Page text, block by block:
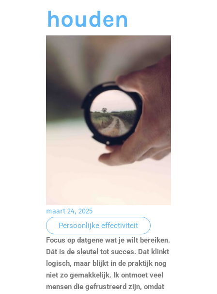
houden
maart 24, 2025
Persoonlijke effectiviteit
Focus op datgene wat je wilt bereiken.
Dát is de sleutel tot succes. Dat klinkt
logisch, maar blijkt in de praktijk nog
niet zo gemakkelijk. Ik ontmoet veel
mensen die gefrustreerd zijn, omdat